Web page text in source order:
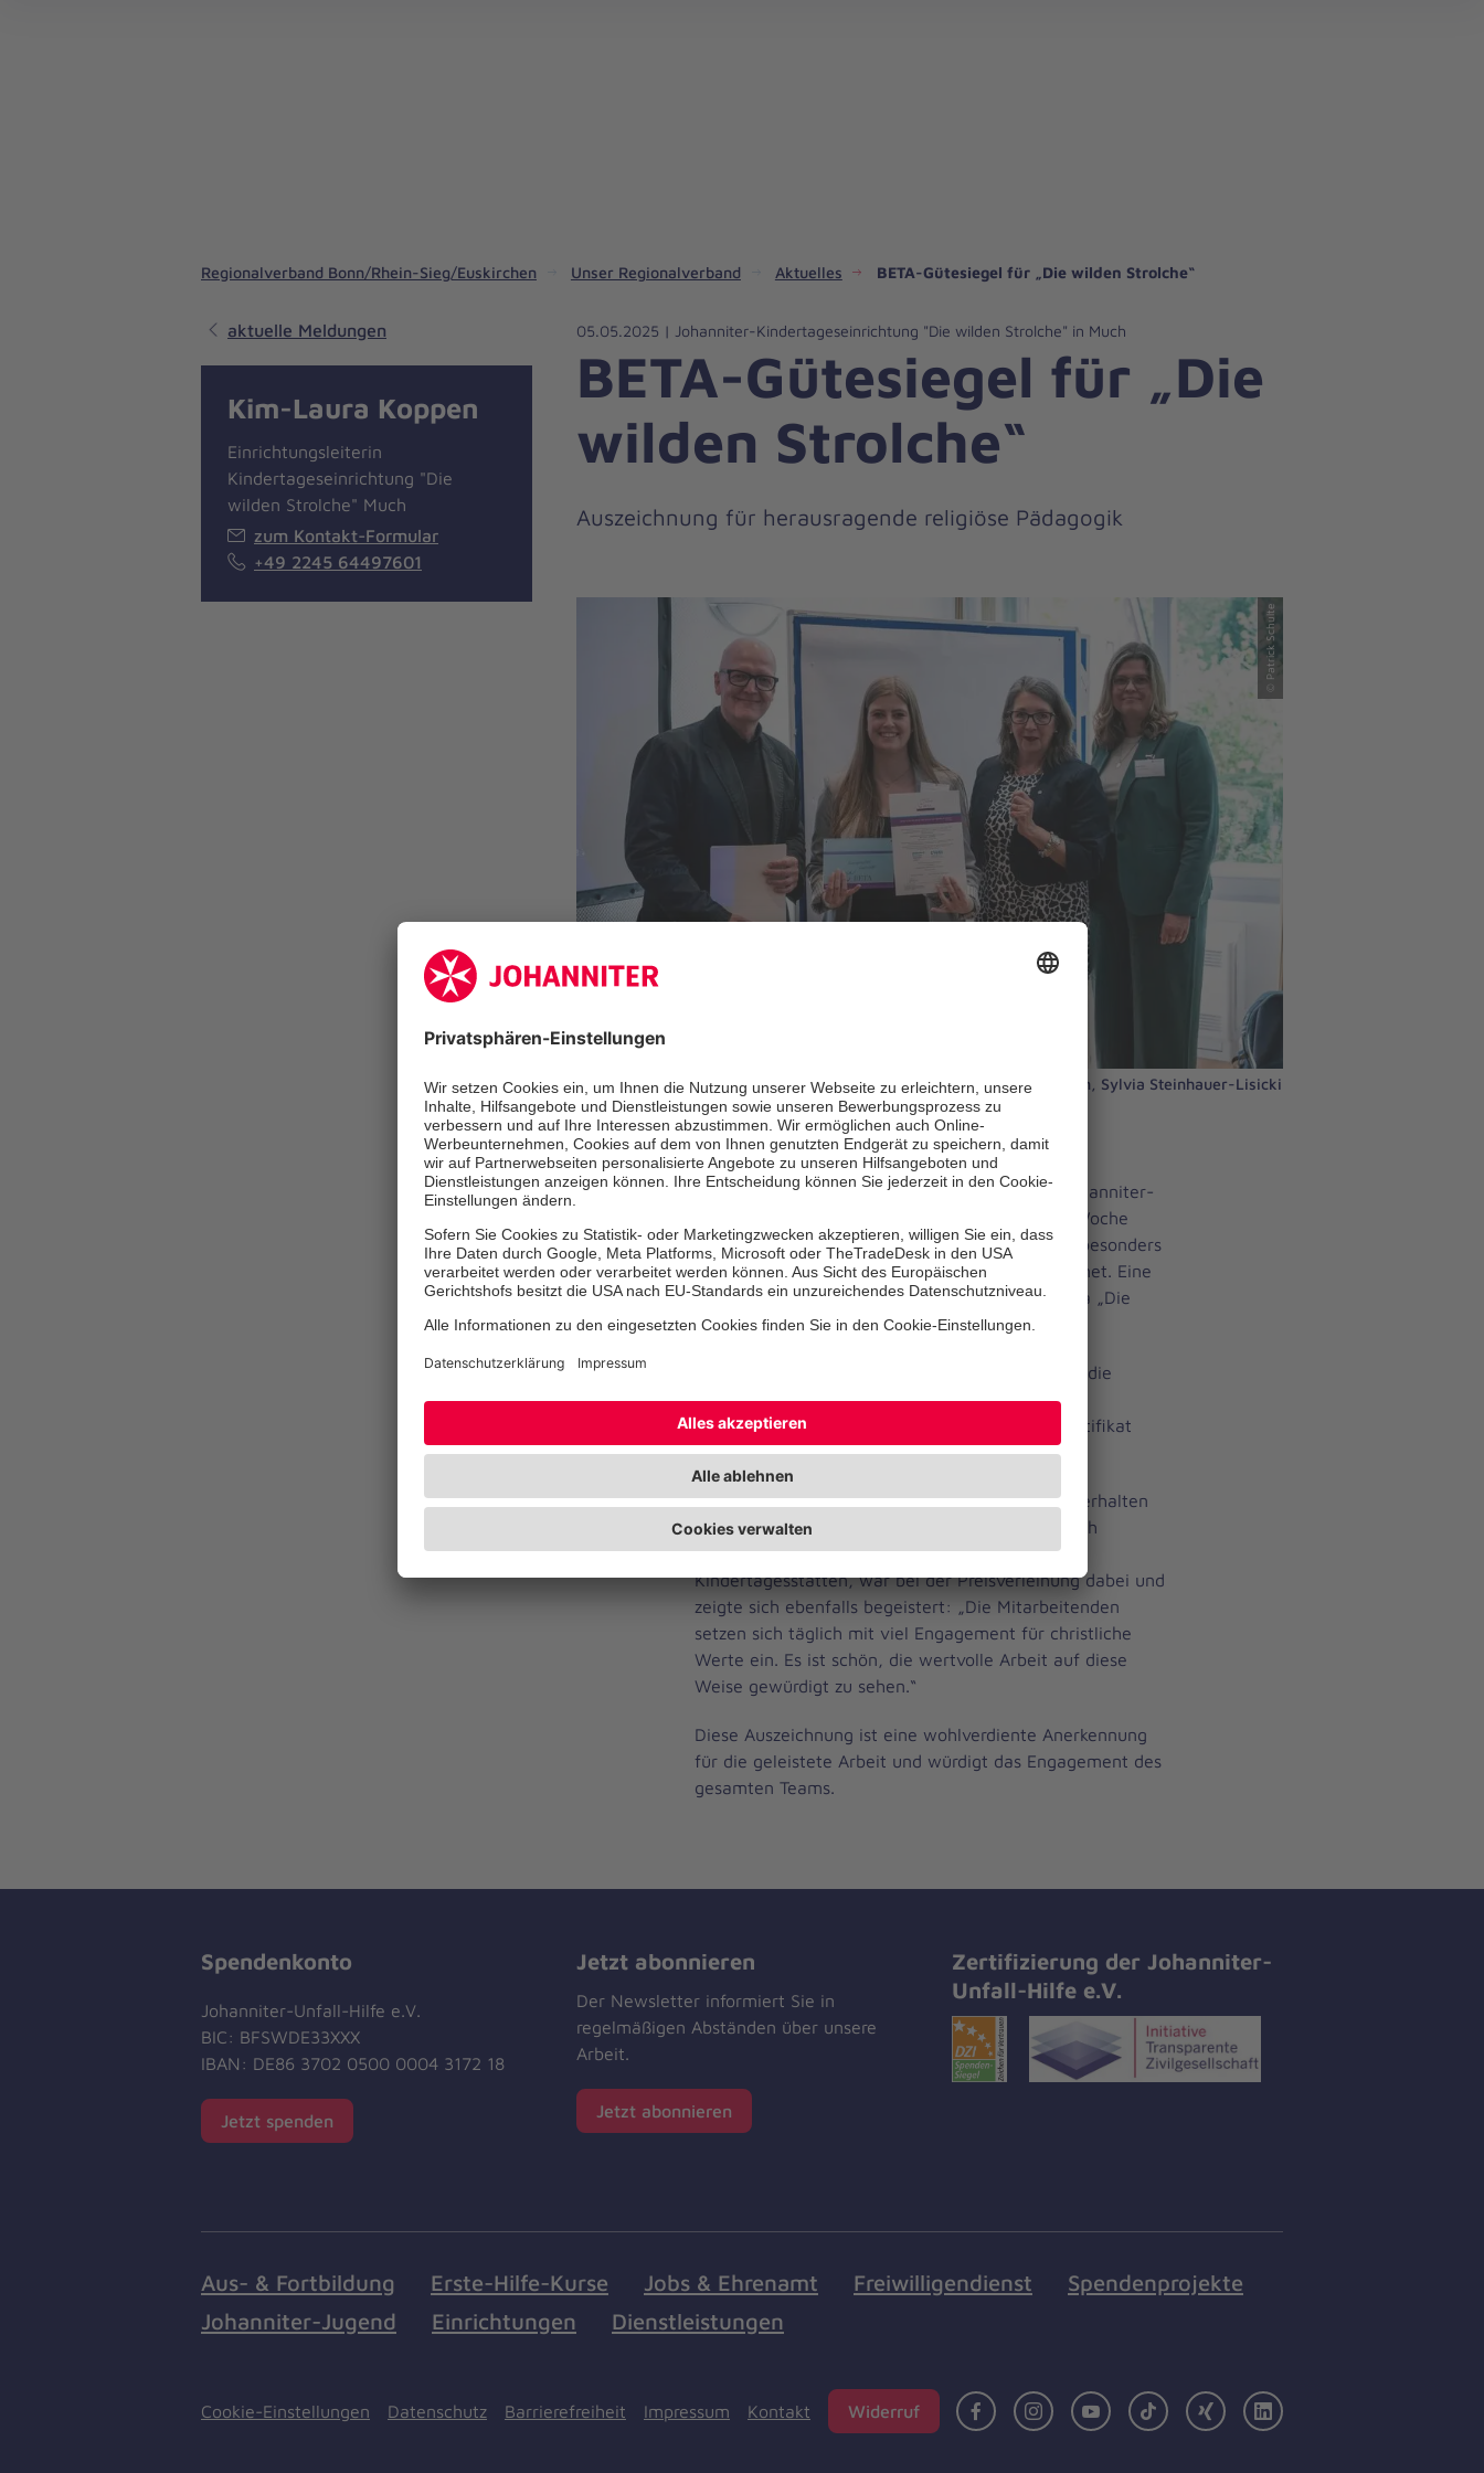
Regionalverband Bonn/Rhein-Sieg/Euskirchen Unser Regionalverband Aktuelles BETA-Gütesiegel für „Die wilden Strolche“
05.05.2025 | Johanniter-Kindertageseinrichtung "Die wilden Strolche" in Much
BETA-Gütesiegel für „Die
wilden Strolche“
Auszeichnung für herausragende religiöse Pädagogik
© Patrick Schulte
Feierliche Übergabe: v.l.n.r Pfarrer Thomas Grebe, Kim-Laura Koppen, Sylvia Steinhauer-Lisicki
und Nina Witsch.
In Nordrhein-Westfalen gibt es insgesamt 92 Johanniter-
Kindertageseinrichtungen. In der vergangenen Woche
wurden 23 davon mit dem BETA-Gütesiegel für besonders
hohe religionspädagogische Qualität ausgezeichnet. Eine
dieser ausgezeichneten Einrichtungen ist die Kita „Die
wilden Strolche“ aus Much.
Unter der Leitung von Kim-Laura Koppen wurde die
Einrichtung bei der Klausurtagung der Kita- und
Fachbereichsleitungen in Münster mit einem Zertifikat
und einer individuell gestalteten Kachel geehrt.
„Wir sind unglaublich stolz, diese Auszeichnung erhalten
zu haben“, sagt Kim-Laura Koppen lächelnd. Auch
Stefanie Schneider, Fachbereichsleiterin
Kindertagesstätten, war bei der Preisverleihung dabei und
zeigte sich ebenfalls begeistert: „Die Mitarbeitenden
setzen sich täglich mit viel Engagement für christliche
Werte ein. Es ist schön, die wertvolle Arbeit auf diese
Weise gewürdigt zu sehen.“
Diese Auszeichnung ist eine wohlverdiente Anerkennung
für die geleistete Arbeit und würdigt das Engagement des
gesamten Teams.
aktuelle Meldungen
Kim-Laura Koppen
Einrichtungsleiterin
Kindertageseinrichtung "Die
wilden Strolche" Much
zum Kontakt-Formular
+49 2245 64497601
Spendenkonto
Johanniter-Unfall-Hilfe e.V.
BIC: BFSWDE33XXX
IBAN: DE86 3702 0500 0004 3172 18
Jetzt spenden
Jetzt abonnieren
Der Newsletter informiert Sie in
regelmäßigen Abständen über unsere
Arbeit.
Jetzt abonnieren
Zertifizierung der Johanniter-
Unfall-Hilfe e.V.
Aus- & Fortbildung Erste-Hilfe-Kurse Jobs & Ehrenamt Freiwilligendienst
Spendenprojekte
Johanniter-Jugend
Einrichtungen Dienstleistungen
FacebookInstagramYoutubeTikTok Xing LinkedIn
Cookie-Einstellungen Datenschutz Barrierefreiheit Impressum Kontakt Widerruf